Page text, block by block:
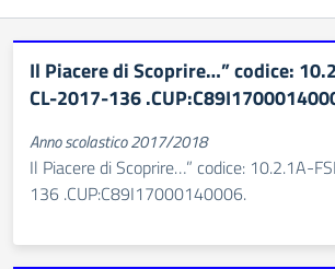
Il Piacere di Scoprire…” codice:
CL-2017-136
Anno scolastico 2017/2018
Il Piacere di Scoprire…” codice: 10.2.1A-
136 .CUP:C89I17000140006.